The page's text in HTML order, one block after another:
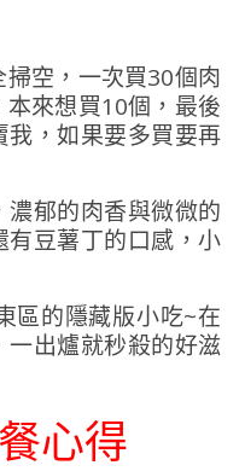
空，一次買30個肉
來想買10個，最後
我，如果要多買要再
郁的肉香與微微的
豆薯丁的口感，小
心得